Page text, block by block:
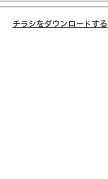
チラシをダウンロードする